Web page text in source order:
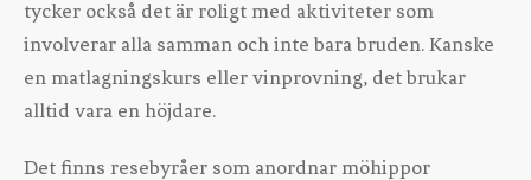
tycker också det är roligt med aktiviteter som
involverar alla samman och inte bara bruden. Kanske
en matlagningskurs eller vinprovning, det brukar
alltid vara en höjdare.
Det finns resebyråer som anordnar möhippor